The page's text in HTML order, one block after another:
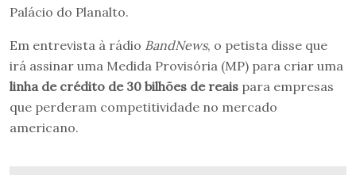
Palácio do Planalto.
Em entrevista à rádio BandNews, o petista disse que
irá assinar uma Medida Provisória (MP) para criar uma
linha de crédito de 30 bilhões de reais para empresas
que perderam competitividade no mercado
americano.